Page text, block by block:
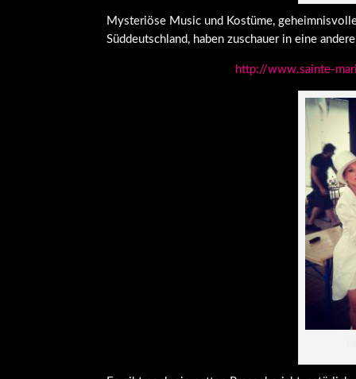
Mysteriöse Music und Kostüme,
Süddeutschland, haben zuschauer in eine
http://www.sainte-